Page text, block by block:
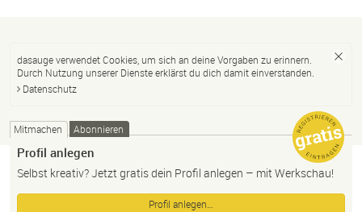
dasauge verwendet Cookies, um sich an deine Vorgaben zu erinnern.
Durch Nutzung unserer Dienste erklärst du dich damit einverstanden.
Datenschutz
Mitmachen Abonnieren
Profil anlegen
Selbst kreativ? Jetzt gratis dein Profil anlegen – mit Werkschau!
Profil anlegen…